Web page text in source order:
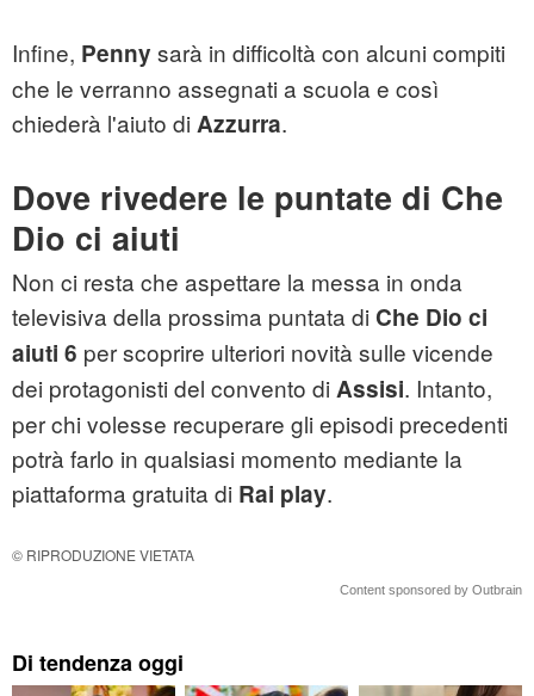
Infine, Penny sarà in difficoltà con alcuni compiti
che le verranno assegnati a scuola e così
chiederà l'aiuto di Azzurra.
Dove rivedere le puntate di Che
Dio ci aiuti
Non ci resta che aspettare la messa in onda
televisiva della prossima puntata di Che Dio ci
aiuti 6 per scoprire ulteriori novità sulle vicende
dei protagonisti del convento di Assisi. Intanto,
per chi volesse recuperare gli episodi precedenti
potrà farlo in qualsiasi momento mediante la
piattaforma gratuita di Rai play.
© RIPRODUZIONE VIETATA
Content sponsored by Outbrain
Di tendenza oggi